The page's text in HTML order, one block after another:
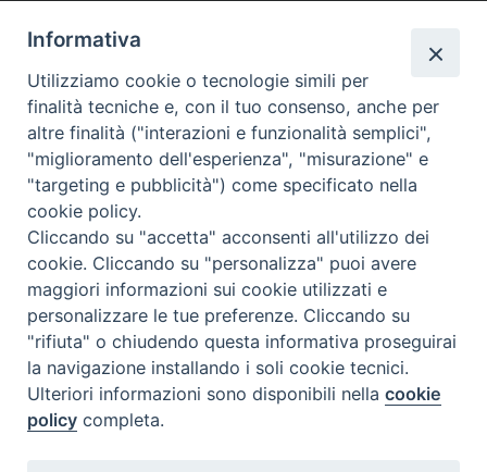
Gargiulo Dom Andrea Eugenio
Sacerdote Diocesano
Piazza Mario Dottori, 14
02047 Poggio Mirteto (Rieti)
Informativa
Utilizziamo cookie o tecnologie simili per
finalità tecniche e, con il tuo consenso, anche per
altre finalità ("interazioni e funzionalità semplici",
"miglioramento dell'esperienza", "misurazione" e
"targeting e pubblicità") come specificato nella
cookie policy.
Cliccando su "accetta" acconsenti all'utilizzo dei
cookie. Cliccando su "personalizza" puoi avere
maggiori informazioni sui cookie utilizzati e
personalizzare le tue preferenze. Cliccando su
"rifiuta" o chiudendo questa informativa proseguirai
la navigazione installando i soli cookie tecnici.
Ulteriori informazioni sono disponibili nellacookie
policy completa.